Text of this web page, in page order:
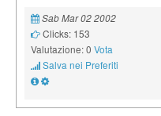
Sab Mar 02 2002
Clicks: 153
Valutazione: 0 Vota
Salva nei Preferiti